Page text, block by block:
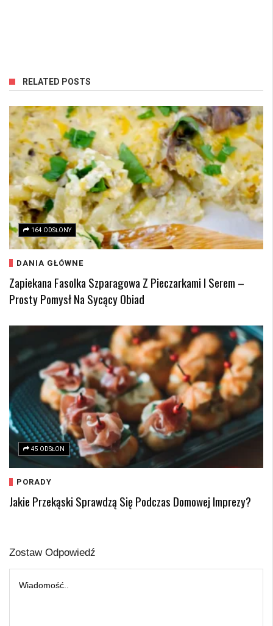
RELATED POSTS
164 ODSŁONY
DANIA GŁÓWNE
Zapiekana Fasolka Szparagowa Z Pieczarkami I Serem –
Prosty Pomysł Na Sycący Obiad
45 ODSŁON
PORADY
Jakie Przekąski Sprawdzą Się Podczas Domowej Imprezy?
Zostaw Odpowiedź